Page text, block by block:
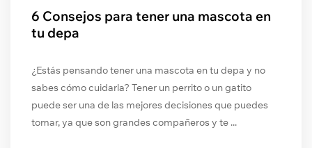
6 Consejos para tener una mascota en
tu depa
¿Estás pensando tener una mascota en tu depa y no
sabes cómo cuidarla? Tener un perrito o un gatito
puede ser una de las mejores decisiones que puedes
tomar, ya que son grandes compañeros y te ...